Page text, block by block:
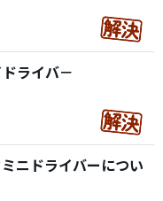
ライバ－
ニドライバーについ